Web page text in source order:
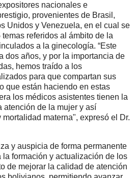
nacionales e
provenientes de Brasil,
Unidos y Venezuela, en el cual se
referidos al ámbito de la
a la ginecología. “Este
dos años, y por la importancia de
hemos traído a los
para que compartan sus
que están haciendo en estas
los médicos asistentes tienen la
atención de la mujer y así
materna", expresó el Dr.
y auspicia de forma permanente
formación y actualización de los
de mejorar la calidad de atención